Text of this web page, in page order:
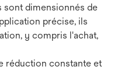
dimensionnés de
précise, ils
y compris l'achat,
réduction constante et